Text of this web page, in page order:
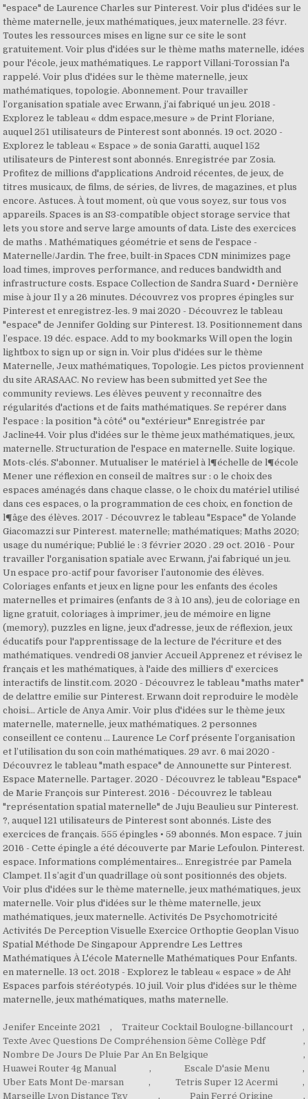
"espace" de Laurence Charles sur Pinterest. Voir plus d'idées sur le
thème maternelle, jeux mathématiques, jeux maternelle. 23 févr.
Toutes les ressources mises en ligne sur ce site le sont
gratuitement. Voir plus d'idées sur le thème maths maternelle, idées
pour l'école, jeux mathématiques. Le rapport Villani-Torossian l'a
rappelé. Voir plus d'idées sur le thème maternelle, jeux
mathématiques, topologie. Abonnement. Pour travailler
l’organisation spatiale avec Erwann, j’ai fabriqué un jeu. 2018 -
Explorez le tableau « ddm espace,mesure » de Print Floriane,
auquel 251 utilisateurs de Pinterest sont abonnés. 19 oct. 2020 -
Explorez le tableau « Espace » de sonia Garatti, auquel 152
utilisateurs de Pinterest sont abonnés. Enregistrée par Zosia.
Profitez de millions d'applications Android récentes, de jeux, de
titres musicaux, de films, de séries, de livres, de magazines, et plus
encore. Astuces. À tout moment, où que vous soyez, sur tous vos
appareils. Spaces is an S3-compatible object storage service that
lets you store and serve large amounts of data. Liste des exercices
de maths . Mathématiques géométrie et sens de l'espace -
Maternelle/Jardin. The free, built-in Spaces CDN minimizes page
load times, improves performance, and reduces bandwidth and
infrastructure costs. Espace Collection de Sandra Suard • Dernière
mise à jour Il y a 26 minutes. Découvrez vos propres épingles sur
Pinterest et enregistrez-les. 9 mai 2020 - Découvrez le tableau
"espace" de Jennifer Golding sur Pinterest. 13. Positionnement dans
l’espace. 19 déc. espace. Add to my bookmarks Will open the login
lightbox to sign up or sign in. Voir plus d'idées sur le thème
Maternelle, Jeux mathématiques, Topologie. Les pictos proviennent
du site ARASAAC. No review has been submitted yet See the
community reviews. Les élèves peuvent y reconnaître des
régularités d'actions et de faits mathématiques. Se repérer dans
l'espace : la position "à côté" ou "extérieur" Enregistrée par
Jacline44. Voir plus d'idées sur le thème jeux mathématiques, jeux,
maternelle. Structuration de l'espace en maternelle. Suite logique.
Mots-clés. S'abonner. Mutualiser le matériel à l¶échelle de l¶école
Mener une réflexion en conseil de maîtres sur : o le choix des
espaces aménagés dans chaque classe, o le choix du matériel utilisé
dans ces espaces, o la programmation de ces choix, en fonction de
l¶âge des élèves. 2017 - Découvrez le tableau "Espace" de Yolande
Giacomazzi sur Pinterest. maternelle; mathématiques; Maths 2020;
usage du numérique; Publié le : 3 février 2020 . 29 oct. 2016 - Pour
travailler l'organisation spatiale avec Erwann, j'ai fabriqué un jeu.
Un espace pro-actif pour favoriser l’autonomie des élèves.
Coloriages enfants et jeux en ligne pour les enfants des écoles
maternelles et primaires (enfants de 3 à 10 ans), jeu de coloriage en
ligne gratuit, coloriages à imprimer, jeu de mémoire en ligne
(memory), puzzles en ligne, jeux d'adresse, jeux de réflexion, jeux
éducatifs pour l'apprentissage de la lecture de l'écriture et des
mathématiques. vendredi 08 janvier Accueil Apprenez et révisez le
français et les mathématiques, à l'aide des milliers d' exercices
interactifs de linstit.com. 2020 - Découvrez le tableau "maths mater"
de delattre emilie sur Pinterest. Erwann doit reproduire le modèle
choisi… Article de Anya Amir. Voir plus d'idées sur le thème jeux
maternelle, maternelle, jeux mathématiques. 2 personnes
conseillent ce contenu ... Laurence Le Corf présente l’organisation
et l’utilisation du son coin mathématiques. 29 avr. 6 mai 2020 -
Découvrez le tableau "math espace" de Announette sur Pinterest.
Espace Maternelle. Partager. 2020 - Découvrez le tableau "Espace"
de Marie François sur Pinterest. 2016 - Découvrez le tableau
"représentation spatial maternelle" de Juju Beaulieu sur Pinterest.
?, auquel 121 utilisateurs de Pinterest sont abonnés. Liste des
exercices de français. 555 épingles • 59 abonnés. Mon espace. 7 juin
2016 - Cette épingle a été découverte par Marie Lefoulon. Pinterest.
espace. Informations complémentaires... Enregistrée par Pamela
Clampet. Il s’agit d’un quadrillage où sont positionnés des objets.
Voir plus d'idées sur le thème maternelle, jeux mathématiques, jeux
maternelle. Voir plus d'idées sur le thème maternelle, jeux
mathématiques, jeux maternelle. Activités De Psychomotricité
Activités De Perception Visuelle Exercice Orthoptie Geoplan Visuo
Spatial Méthode De Singapour Apprendre Les Lettres
Mathématiques À L'école Maternelle Mathématiques Pour Enfants.
en maternelle. 13 oct. 2018 - Explorez le tableau « espace » de Ah!
Espaces parfois stéréotypés. 10 juil. Voir plus d'idées sur le thème
maternelle, jeux mathématiques, maths maternelle.
Jenifer Enceinte 2021 , Traiteur Cocktail Boulogne-billancourt
,
Texte Avec Questions De Compréhension 5ème Collège Pdf
,
Nombre De Jours De Pluie Par An En Belgique
,
Huawei Router 4g Manual
, Escale D'asie Menu
,
Uber Eats Mont De-marsan
, Tetris Super 12 Acermi
,
Marseille Lyon Distance Tgv
, Pain Ferré Origine ,